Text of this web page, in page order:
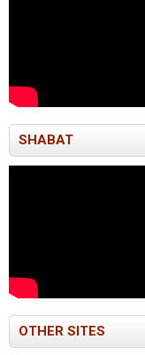
SHABAT
OTHER SITES